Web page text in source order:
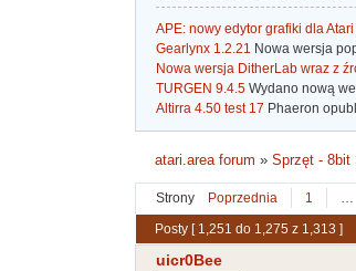
APE: nowy edytor grafiki dla Atari
Gearlynx 1.2.21 Nowa wersja
Nowa wersja DitherLab wraz z
TURGEN 9.4.5 Wydano nową
Altirra 4.50 test 17 Phaeron
atari.area forum »Sprzęt - 8bit
Strony Poprzednia 1 …
Posty [ 1,251 do 1,275 z 1,313 ]
uicr0Bee